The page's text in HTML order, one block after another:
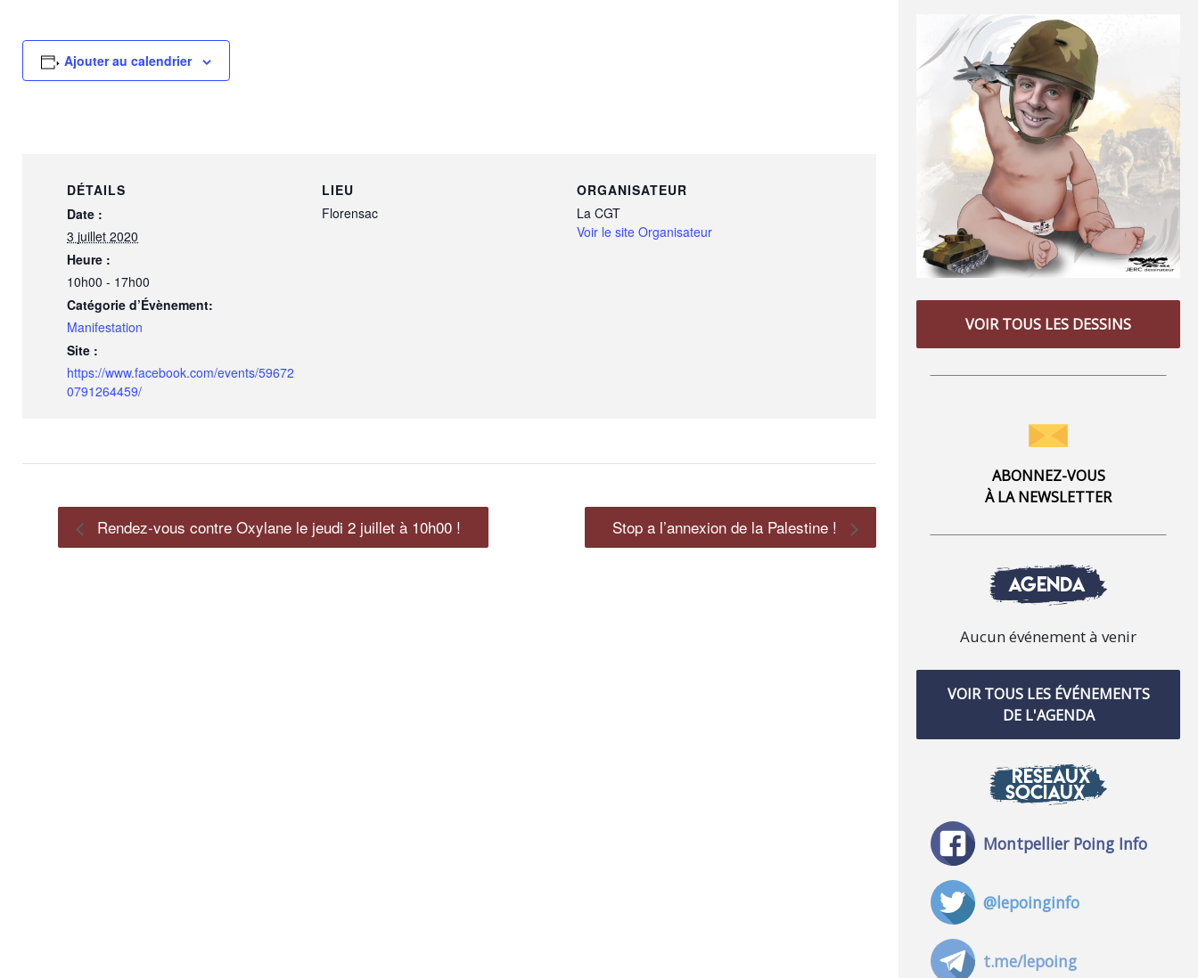
Ajouter au calendrier
DÉTAILS
Date :
3 juillet 2020
Heure :
10h00 - 17h00
Catégorie d’Évènement:
Manifestation
Site :
https://www.facebook.com/events/59672
0791264459/
LIEU
Florensac
ORGANISATEUR
La CGT
Voir le site Organisateur
Rendez-vous contre Oxylane le jeudi 2 juillet à 10h00 ! Stop a l’annexion de la Palestine !
VOIR TOUS LES DESSINS
ABONNEZ-VOUS
À LA NEWSLETTER
AGENDA
Aucun événement à venir
VOIR TOUS LES ÉVÉNEMENTS
DE L'AGENDA
RÉSEAUX
SOCIAUX
Montpellier Poing Info
@lepoinginfo
t.me/lepoing